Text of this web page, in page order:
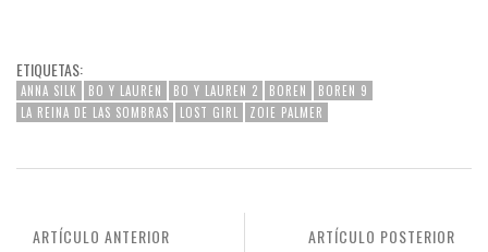
ETIQUETAS:
ANNA SILK BO Y LAUREN BO Y LAUREN 2 BOREN
BOREN 9
LA REINA DE LAS SOMBRAS
LOST GIRL ZOIE PALMER
ARTÍCULO POSTERIOR
ARTÍCULO ANTERIOR